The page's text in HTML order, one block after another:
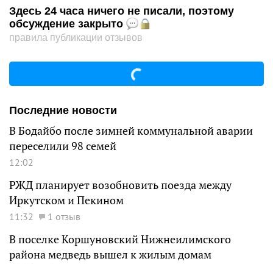
Здесь 24 часа ничего не писали, поэтому
обсуждение закрыто
правила публикации отзывов
Последние новости
В Бодайбо после зимней коммунальной аварии
переселили 98 семей
12:02
РЖД планирует возобновить поезда между
Иркутском и Пекином
11:32 1 отзыв
В поселке Коршуновский Нижнеилимского
района медведь вышел к жилым домам